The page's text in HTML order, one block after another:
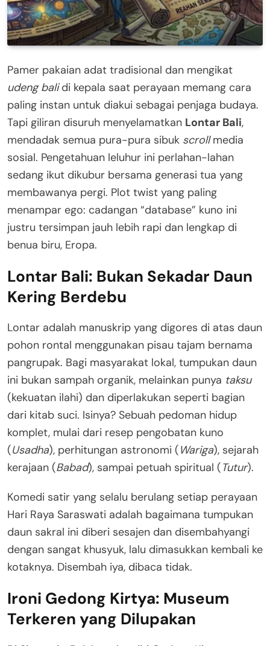
Pamer pakaian adat tradisional dan mengikat
udeng balidi kepala saat perayaan memang cara
paling instan untuk diakui sebagai penjaga budaya.
Tapi giliran disuruh menyelamatkan Lontar Bali,
mendadak semua pura-pura sibuk scrollmedia
sosial. Pengetahuan leluhur ini perlahan-lahan
sedang ikut dikubur bersama generasi tua yang
membawanya pergi. Plot twist yang paling
menampar ego: cadangan “database” kuno ini
justru tersimpan jauh lebih rapi dan lengkap di
benua biru, Eropa.
Lontar Bali: Bukan Sekadar Daun
Kering Berdebu
Lontar adalah manuskrip yang digores di atas daun
pohon rontal menggunakan pisau tajam bernama
pangrupak. Bagi masyarakat lokal, tumpukan daun
ini bukan sampah organik, melainkan punya taksu
(kekuatan ilahi) dan diperlakukan seperti bagian
dari kitab suci. Isinya? Sebuah pedoman hidup
komplet, mulai dari resep pengobatan kuno
(Usadha), perhitungan astronomi (Wariga), sejarah
kerajaan (Babad), sampai petuah spiritual (Tutur).
Komedi satir yang selalu berulang setiap perayaan
Hari Raya Saraswati adalah bagaimana tumpukan
daun sakral ini diberi sesajen dan disembahyangi
dengan sangat khusyuk, lalu dimasukkan kembali ke
kotaknya. Disembah iya, dibaca tidak.
Ironi Gedong Kirtya: Museum
Terkeren yang Dilupakan